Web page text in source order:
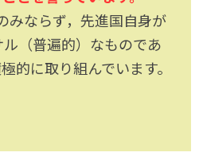
みならず，先進国自身が
（普遍的）なものであ
的に取り組んでいます。